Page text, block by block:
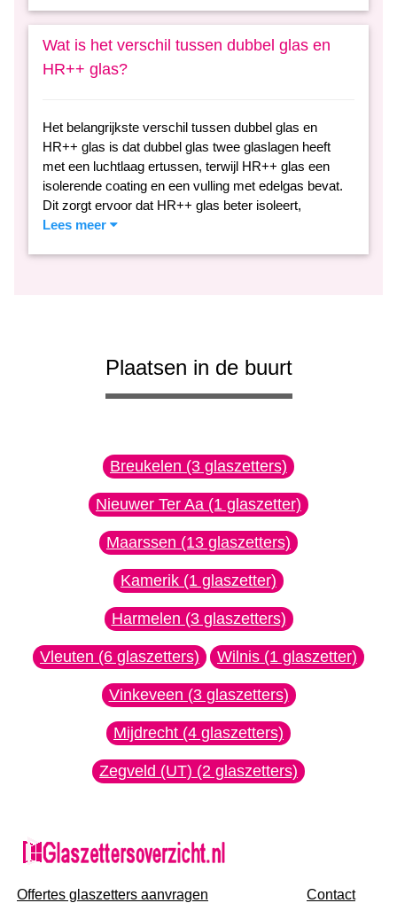
Wat is het verschil tussen dubbel glas en
HR++ glas?
Het belangrijkste verschil tussen dubbel glas en
HR++ glas is dat dubbel glas twee glaslagen heeft
met een luchtlaag ertussen, terwijl HR++ glas een
isolerende coating en een vulling met edelgas bevat.
Dit zorgt ervoor dat HR++ glas beter isoleert,
Lees meer
Plaatsen in de buurt
Breukelen (3 glaszetters)
Nieuwer Ter Aa (1 glaszetter)
Maarssen (13 glaszetters)
Kamerik (1 glaszetter)
Harmelen (3 glaszetters)
Vleuten (6 glaszetters) Wilnis (1 glaszetter)
Vinkeveen (3 glaszetters)
Mijdrecht (4 glaszetters)
Zegveld (UT) (2 glaszetters)
Offertes glaszetters aanvragen Contact